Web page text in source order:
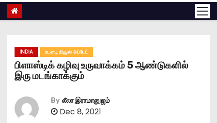
INDIA உடனடி நியூஸ் அப்டேட்
பிளாஸ்டிக் கழிவு உருவாக்கம் 5 ஆண்டுகளில்
இரு மடங்காக்கும்
By லீலா இராமானுஜம்
Dec 8, 2021